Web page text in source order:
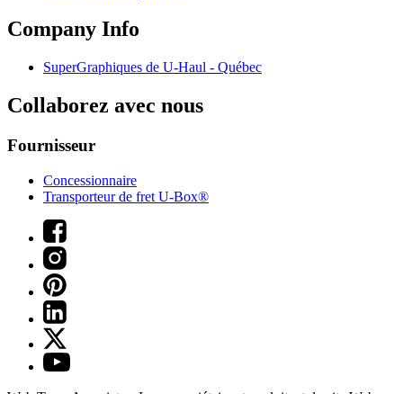
Company Info
SuperGraphiques de U-Haul - Québec
Collaborez avec nous
Fournisseur
Concessionnaire
Transporteur de fret U-Box®